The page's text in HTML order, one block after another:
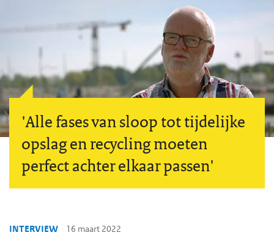
'Alle fases van sloop tot tijdelijke
opslag en recycling moeten
perfect achter elkaar passen'
INTERVIEW 16 maart 2022